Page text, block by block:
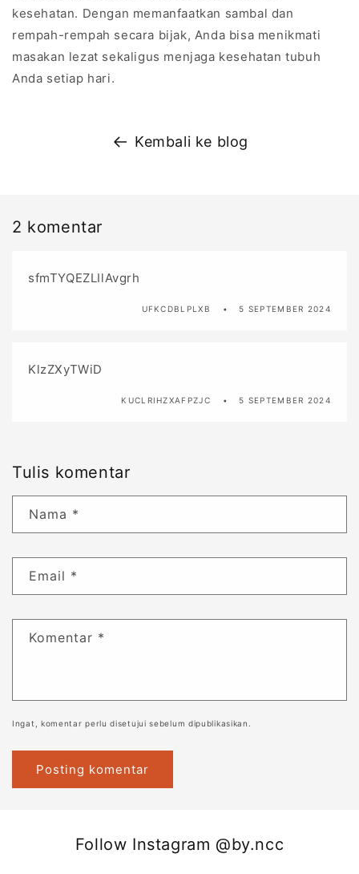
kesehatan. Dengan memanfaatkan sambal dan
rempah-rempah secara bijak, Anda bisa menikmati
masakan lezat sekaligus menjaga kesehatan tubuh
Anda setiap hari.
Kembali ke blog
2 komentar
sfmTYQEZLIlAvgrh
UFKCDBLPLXB 5 SEPTEMBER 2024
KlzZXyTWiD
KUCLRIHZXAFPZJC 5 SEPTEMBER 2024
Tulis komentar
Nama *
Email *
Komentar *
Ingat, komentar perlu disetujui sebelum dipublikasikan.
Follow Instagram @by.ncc